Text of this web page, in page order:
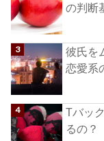
の判断
彼氏を
恋愛系
Tバッ
るの？